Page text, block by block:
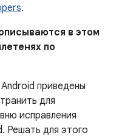
.
в этом
по
приведены
для
исправления
Решать для этого